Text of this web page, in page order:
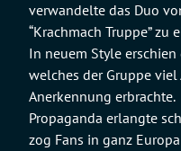
verwandelte das Duo
“Krachmach Truppe” zu
In neuem Style erschien
welches der Gruppe
Anerkennung erbrachte.
Propaganda erlangte
zog Fans in ganz